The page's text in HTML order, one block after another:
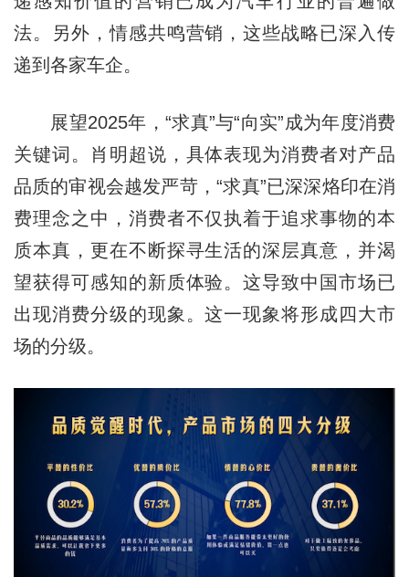
法。另外，情感共鸣营销，这些战略已深入传
递到各家车企。
展望2025年，“求真”与“向实”成为年度消费
关键词。肖明超说，具体表现为消费者对产品
品质的审视会越发严苛，“求真”已深深烙印在消
费理念之中，消费者不仅执着于追求事物的本
质本真，更在不断探寻生活的深层真意，并渴
望获得可感知的新质体验。这导致中国市场已
出现消费分级的现象。这一现象将形成四大市
场的分级。